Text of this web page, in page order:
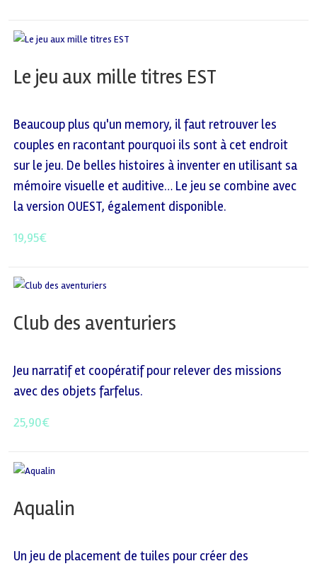
Le jeu aux mille titres EST
Beaucoup plus qu'un memory, il faut retrouver les
couples en racontant pourquoi ils sont à cet endroit
sur le jeu. De belles histoires à inventer en utilisant sa
mémoire visuelle et auditive… Le jeu se combine avec
la version OUEST, également disponible.
19,95€
Club des aventuriers
Jeu narratif et coopératif pour relever des missions
avec des objets farfelus.
25,90€
Aqualin
Un jeu de placement de tuiles pour créer des